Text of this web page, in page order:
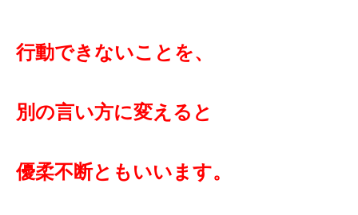
行動できないことを、
別の言い方に変えると
優柔不断ともいいます。